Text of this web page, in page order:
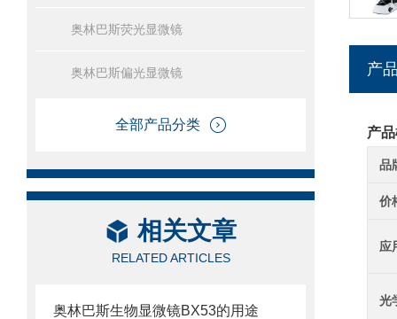
奥林巴斯荧光显微镜
奥林巴斯偏光显微镜
全部产品分类
相关文章
RELATED ARTICLES
奥林巴斯生物显微镜BX53的用途
产
产
品
价
应
光